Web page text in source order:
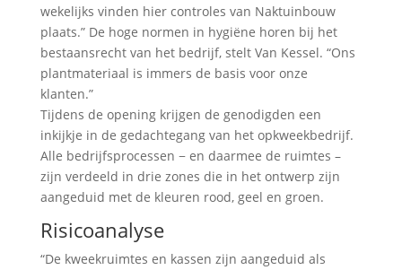
wekelijks vinden hier controles van Naktuinbouw
plaats.” De hoge normen in hygiëne horen bij het
bestaansrecht van het bedrijf, stelt Van Kessel. “Ons
plantmateriaal is immers de basis voor onze
klanten.”
Tijdens de opening krijgen de genodigden een
inkijkje in de gedachtegang van het opkweekbedrijf.
Alle bedrijfsprocessen − en daarmee de ruimtes –
zijn verdeeld in drie zones die in het ontwerp zijn
aangeduid met de kleuren rood, geel en groen.
Risicoanalyse
“De kweekruimtes en kassen zijn aangeduid als